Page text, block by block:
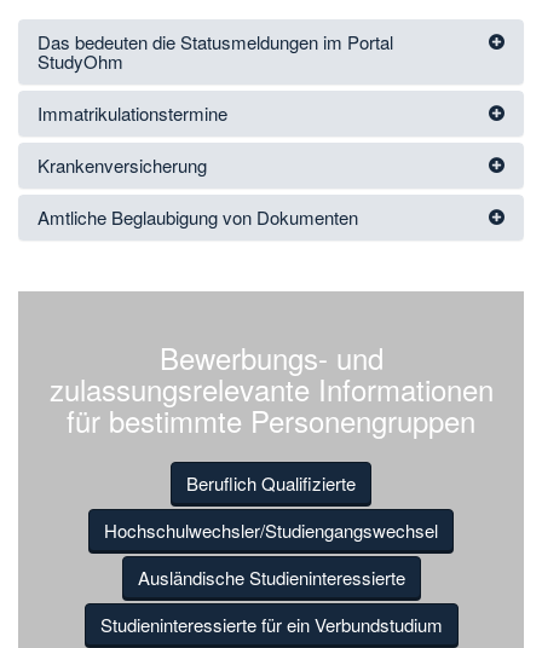
Das bedeuten die Statusmeldungen im Portal
StudyOhm
Immatrikulationstermine
Krankenversicherung
Amtliche Beglaubigung von Dokumenten
Bewerbungs- und
zulassungsrelevante Informationen
für bestimmte Personengruppen
Beruflich Qualifizierte
Hochschulwechsler/Studiengangswechsel
Ausländische Studieninteressierte
Studieninteressierte für ein Verbundstudium